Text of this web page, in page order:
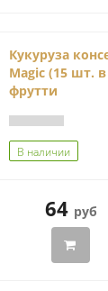
Кукуруза
Magic (15 шт.
фрутти
В наличии
64 руб